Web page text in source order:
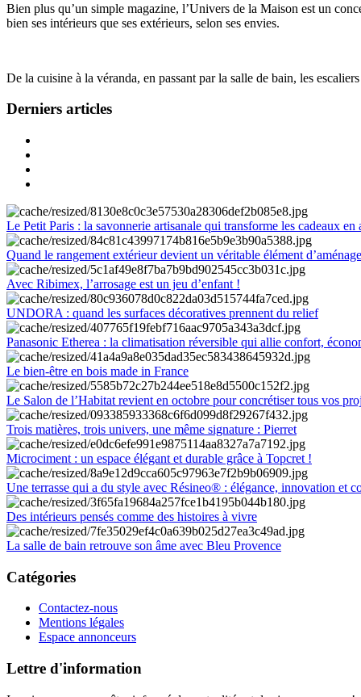
Bien plus qu’un simple magazine, l’Univers de la Maison est un
bien ses intérieurs que ses extérieurs, selon ses envies.
De la cuisine à la véranda, en passant par la salle de bain, les
Derniers articles
Le Petit Paris : la savonnerie artisanale qui transforme les cadeaux en
Quand le rangement extérieur devient un véritable élément
Avec Ribimex, l’arrosage est un jeu d’enfant !
UNDORA : quand les surfaces décoratives prennent du relief
Panasonic Etherea : la climatisation réversible qui allie confort,
Le bien-être en bois made in France
Le Salon de l’Habitat revient en octobre pour concrétiser tous vos
Trois matières, trois univers, une même signature : Pierret
Microciment : un espace élégant et durable grâce à Topcret !
Une terrasse qui a du style avec Résineo® : élégance, innovation et
Des intérieurs pensés comme des histoires à vivre
La salle de bain retrouve son âme avec Bleu Provence
Catégories
Contactez-nous
Mentions légales
Espace annonceurs
Lettre d'information